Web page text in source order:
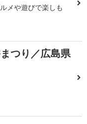
メや遊びで楽しも
つり／広島県